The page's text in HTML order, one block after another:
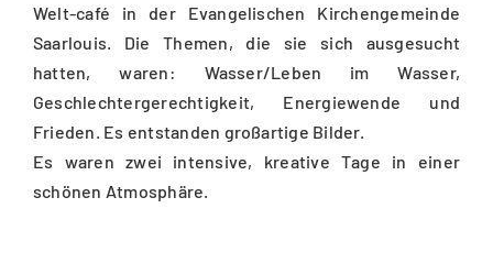
Welt-café in der Evangelischen Kirchengemeinde
Saarlouis. Die Themen, die sie sich ausgesucht
hatten, waren: Wasser/Leben im Wasser,
Geschlechtergerechtigkeit, Energiewende und
Frieden. Es entstanden großartige Bilder.
Es waren zwei intensive, kreative Tage in einer
schönen Atmosphäre.